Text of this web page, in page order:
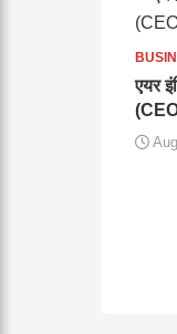
एयर